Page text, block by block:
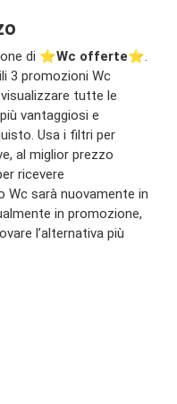
di ⭐️Wc offerte⭐️.
3 promozioni Wc
tutte le
vantaggiosi e
Usa i filtri per
al miglior prezzo
ricevere
Wc sarà nuovamente in
in promozione,
l’alternativa più